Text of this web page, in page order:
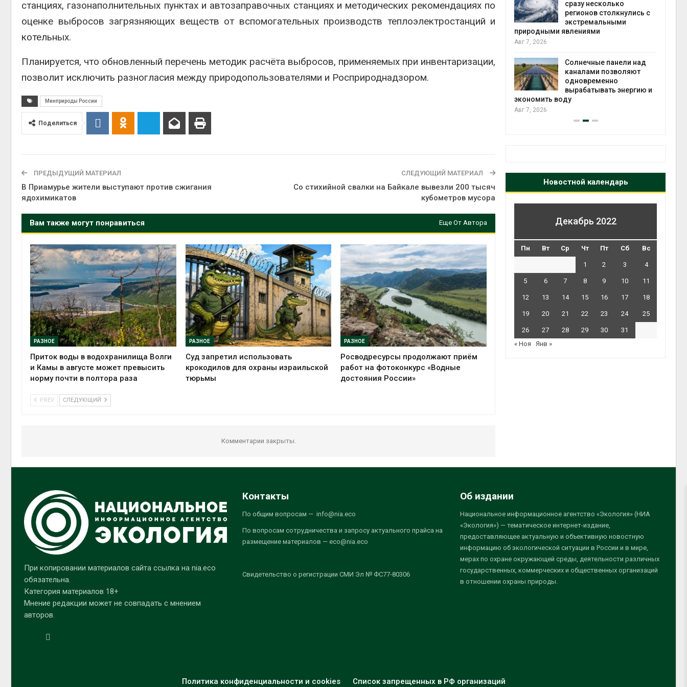
станциях, газонаполнительных пунктах и автозаправочных станциях и методических рекомендациях по
оценке выбросов загрязняющих веществ от вспомогательных производств теплоэлектростанций и
котельных.
Планируется, что обновленный перечень методик расчёта выбросов, применяемых при инвентаризации,
позволит исключить разногласия между природопользователями и Росприроднадзором.
Минприроды России
Поделиться
ПРЕДЫДУЩИЙ МАТЕРИАЛ
В Приамурье жители выступают против сжигания
ядохимикатов
СЛЕДУЮЩИЙ МАТЕРИАЛ
Со стихийной свалки на Байкале вывезли 200 тысяч
кубометров мусора
Вам также могут понравиться Еще От Автора
РАЗНОЕ
Приток воды в водохранилища Волги
и Камы в августе может превысить
норму почти в полтора раза
РАЗНОЕ
Суд запретил использовать
крокодилов для охраны израильской
тюрьмы
РАЗНОЕ
Росводресурсы продолжают приём
работ на фотоконкурс «Водные
достояния России»
PREV СЛЕДУЮЩИЙ
Комментарии закрыты.
вторсырья
ветра
перед осенней миграцией
Авг 7, 2026
сразу несколько
регионов столкнулись с
экстремальными
природными явлениями
Авг 7, 2026
Солнечные панели над
каналами позволяют
одновременно
вырабатывать энергию и
экономить воду
Авг 7, 2026
Новостной календарь
Декабрь 2022
Пн Вт Ср Чт Пт Сб Вс
1 2 3 4
5 6 7 8 9 10 11
12 13 14 15 16 17 18
19 20 21 22 23 24 25
26 27 28 29 30
31
« Ноя
Янв »
При копировании материалов сайта ссылка на nia.eco
обязательна.
Категория материалов 18+
Мнение редакции может не совпадать с мнением
авторов.
Контакты
По общим вопросам — info@nia.eco
По вопросам сотрудничества и запросу актуального прайса на
размещение материалов — eco@nia.eco
Свидетельство о регистрации СМИ Эл № ФС77-80306
Об издании
Национальное информационное агентство «Экология» (НИА
«Экология») — тематическое интернет-издание,
предоставляющее актуальную и объективную новостную
информацию об экологической ситуации в России и в мире,
мерах по охране окружающей среды, деятельности различных
государственных, коммерческих и общественных организаций
в отношении охраны природы.
Политика конфиденциальности и cookies Список запрещенных в РФ организаций